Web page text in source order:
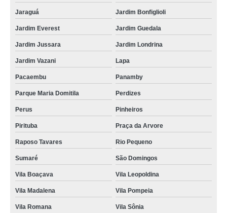
Jaraguá Jardim Bonfiglioli
Jardim Everest Jardim Guedala
Jardim Jussara Jardim Londrina
Jardim Vazani Lapa
Pacaembu Panamby
Parque Maria Domitila Perdizes
Perus Pinheiros
Pirituba Praça da Arvore
Raposo Tavares Rio Pequeno
Sumaré São Domingos
Vila Boaçava Vila Leopoldina
Vila Madalena Vila Pompeia
Vila Romana Vila Sônia